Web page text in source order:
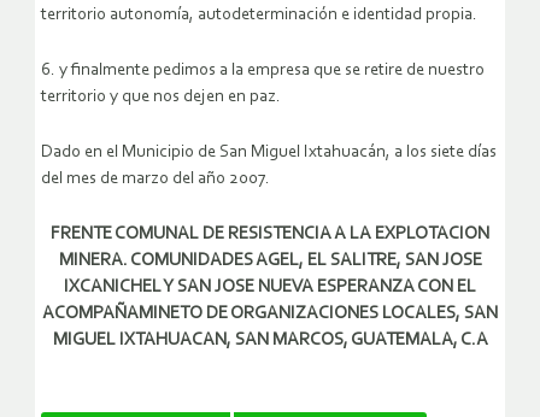
territorio autonomía, autodeterminación e identidad propia.
6. y finalmente pedimos a la empresa que se retire de nuestro
territorio y que nos dejen en paz.
Dado en el Municipio de San Miguel Ixtahuacán, a los siete días
del mes de marzo del año 2007.
FRENTE COMUNAL DE RESISTENCIA A LA EXPLOTACION
MINERA. COMUNIDADES AGEL, EL SALITRE, SAN JOSE
IXCANICHEL Y SAN JOSE NUEVA ESPERANZA CON EL
ACOMPAÑAMINETO DE ORGANIZACIONES LOCALES, SAN
MIGUEL IXTAHUACAN, SAN MARCOS, GUATEMALA, C.A